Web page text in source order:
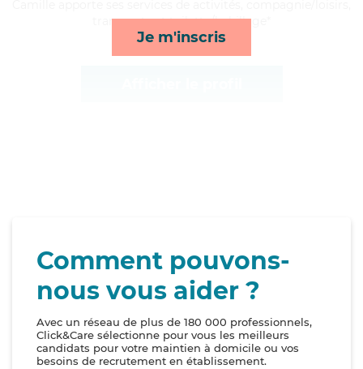
Je m'inscris
transports et toilette/habillage*
Comment pouvons-
nous vous aider ?
Avec un réseau de plus de 180 000 professionnels,
Click&Care sélectionne pour vous les meilleurs
candidats pour votre maintien à domicile ou vos
besoins de recrutement en établissement.